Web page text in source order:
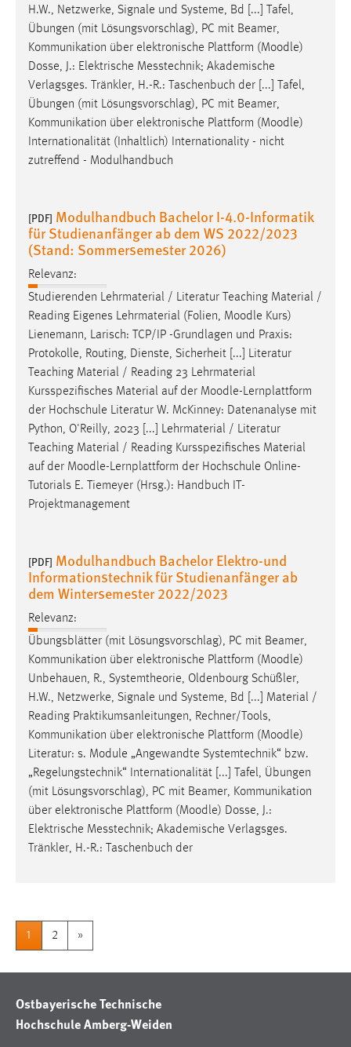
H.W., Netzwerke, Signale und Systeme, Bd [...] Tafel,
Übungen (mit Lösungsvorschlag), PC mit Beamer,
Kommunikation über elektronische Plattform (Moodle)
Dosse, J.: Elektrische Messtechnik; Akademische
Verlagsges. Tränkler, H.-R.: Taschenbuch der [...] Tafel,
Übungen (mit Lösungsvorschlag), PC mit Beamer,
Kommunikation über elektronische Plattform (Moodle)
Internationalität (Inhaltlich) Internationality - nicht
zutreffend - Modulhandbuch
[PDF] Modulhandbuch Bachelor I-4.0-Informatik
für Studienanfänger ab dem WS 2022/2023
(Stand: Sommersemester 2026)
Relevanz:
Studierenden Lehrmaterial / Literatur Teaching Material /
Reading Eigenes Lehrmaterial (Folien, Moodle Kurs)
Lienemann, Larisch: TCP/IP -Grundlagen und Praxis:
Protokolle, Routing, Dienste, Sicherheit [...] Literatur
Teaching Material / Reading 23 Lehrmaterial
Kursspezifisches Material auf der Moodle-Lernplattform
der Hochschule Literatur W. McKinney: Datenanalyse mit
Python, O'Reilly, 2023 [...] Lehrmaterial / Literatur
Teaching Material / Reading Kursspezifisches Material
auf der Moodle-Lernplattform der Hochschule Online-
Tutorials E. Tiemeyer (Hrsg.): Handbuch IT-
Projektmanagement
[PDF] Modulhandbuch Bachelor Elektro-und
Informationstechnik für Studienanfänger ab
dem Wintersemester 2022/2023
Relevanz:
Übungsblätter (mit Lösungsvorschlag), PC mit Beamer,
Kommunikation über elektronische Plattform (Moodle)
Unbehauen, R., Systemtheorie, Oldenbourg Schüßler,
H.W., Netzwerke, Signale und Systeme, Bd [...] Material /
Reading Praktikumsanleitungen, Rechner/Tools,
Kommunikation über elektronische Plattform (Moodle)
Literatur: s. Module „Angewandte Systemtechnik“ bzw.
„Regelungstechnik“ Internationalität [...] Tafel, Übungen
(mit Lösungsvorschlag), PC mit Beamer, Kommunikation
über elektronische Plattform (Moodle) Dosse, J.:
Elektrische Messtechnik; Akademische Verlagsges.
Tränkler, H.-R.: Taschenbuch der
1 2 »
Ostbayerische Technische
Hochschule Amberg-Weiden